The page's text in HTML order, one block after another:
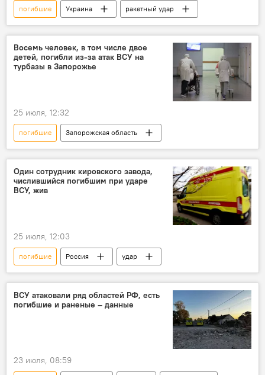
погибшие Украина ракетный удар
Восемь человек, в том числе двое
детей, погибли из-за атак ВСУ на
турбазы в Запорожье
25 июля, 12:32
погибшие Запорожская область
Один сотрудник кировского завода,
числившийся погибшим при ударе
ВСУ, жив
25 июля, 12:03
погибшие Россия удар
ВСУ атаковали ряд областей РФ, есть
погибшие и раненые – данные
23 июля, 08:59